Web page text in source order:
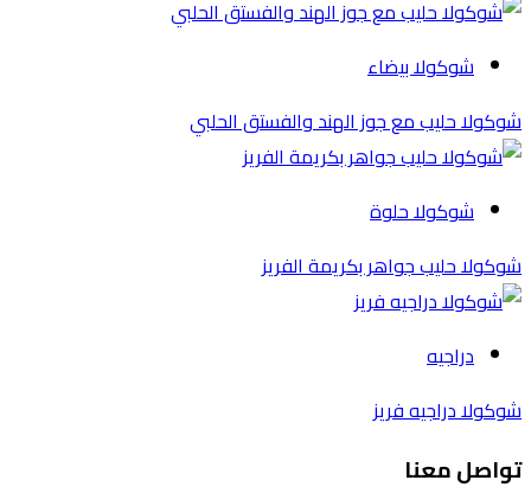
شوكولا بيضاء
شوكولا حليب مع جوز الهند والفستق الحلبي
شوكولا حلوة
شوكولا حليب جواهر بكريمة الفريز
دراجيه
شوكولا دراجيه فريز
تواصل معنا